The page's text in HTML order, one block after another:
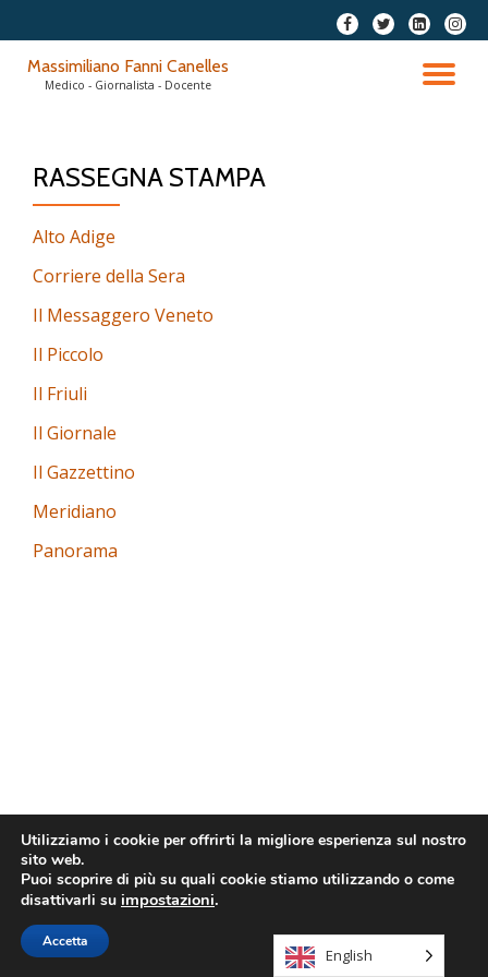
fa-
facebook
fa-
twitter
fa-
linkedin-
square
fa-
Massimiliano Fanni Canelles
Medico - Giornalista - Docente
RASSEGNA STAMPA
Alto Adige
Corriere della Sera
Il Messaggero Veneto
Il Piccolo
Il Friuli
Il Giornale
Il Gazzettino
Meridiano
Panorama
Menù
secondario
Utilizziamo i cookie per offrirti la migliore esperienza sul nostro
sito web.
Puoi scoprire di più su quali cookie stiamo utilizzando o come
disattivarli su impostazioni.
Accetta
English